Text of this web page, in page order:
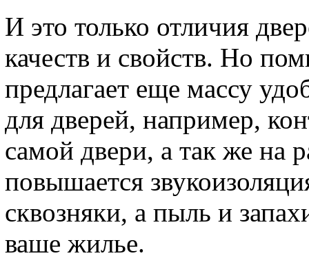
И это только отличия
качеств и свойств. Но
предлагает еще массу
для дверей, например,
самой двери, а так же на
повышается
сквозняки, а пыль и
ваше жилье.